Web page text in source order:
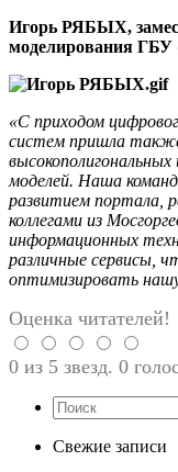
Игорь РЯБЫХ,
моделирования
«С приходом
систем пришла
моделей. Наша
развитием портала,
коллегами из
информационных
различные сервисы,
оптимизировать
Оценка читателей!
0 из 5 звезд. 0
Свежие записи